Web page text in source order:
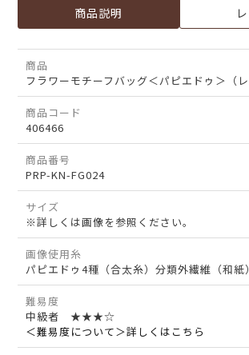
商品説明
商品
フラワーモチーフバッグ＜パピエドゥ＞（レ
商品コード
406466
商品番号
PRP-KN-FG024
サイズ
※詳しくは画像を参照ください。
画像使用糸
パピエドゥ4種（合太糸）分類外繊維（和
難易度
中級者 ★★★☆
＜難易度について＞詳しくはこちら